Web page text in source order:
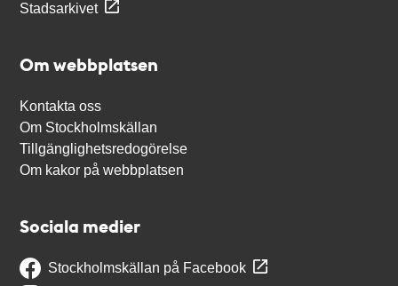
Stadsarkivet
Om webbplatsen
Kontakta oss
Om Stockholmskällan
Tillgänglighetsredogörelse
Om kakor på webbplatsen
Sociala medier
Stockholmskällan på Facebook